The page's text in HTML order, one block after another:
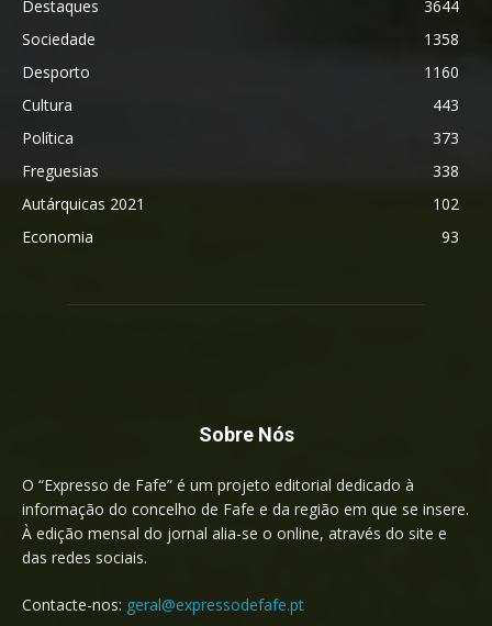
Destaques
3644
Sociedade
1358
Desporto
1160
Cultura
443
Política
373
Freguesias
338
Autárquicas 2021
102
Economia
93
Sobre Nós
O “Expresso de Fafe” é um projeto editorial dedicado à
informação do concelho de Fafe e da região em que se insere.
À edição mensal do jornal alia-se o online, através do site e
das redes sociais.
Contacte-nos: geral@expressodefafe.pt